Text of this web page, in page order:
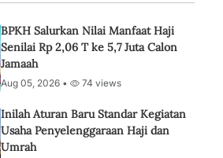
BPKH Salurkan Nilai Manfaat Haji
Senilai Rp 2,06 T ke 5,7 Juta Calon
Jamaah
Aug 05, 2026 • 74 views
Inilah Aturan Baru Standar Kegiatan
Usaha Penyelenggaraan Haji dan
Umrah